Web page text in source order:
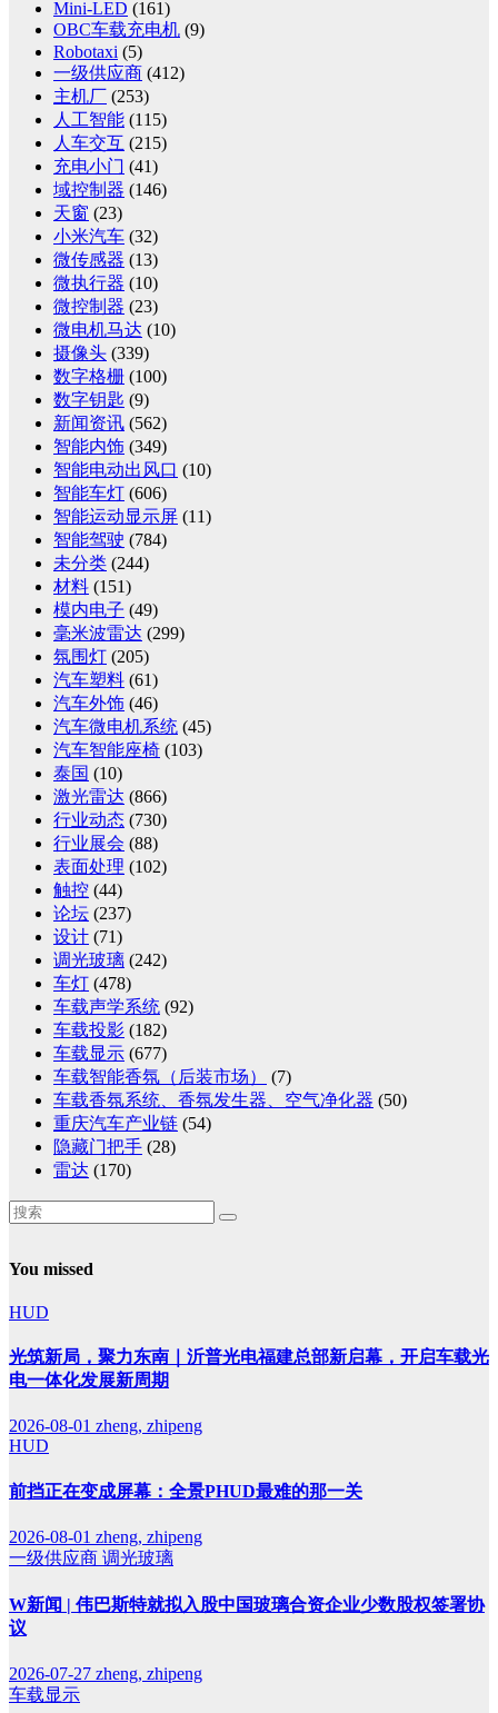
Mini-LED (161)
OBC车载充电机 (9)
Robotaxi (5)
一级供应商 (412)
主机厂 (253)
人工智能 (115)
人车交互 (215)
充电小门 (41)
域控制器 (146)
天窗 (23)
小米汽车 (32)
微传感器 (13)
微执行器 (10)
微控制器 (23)
微电机马达 (10)
摄像头 (339)
数字格栅 (100)
数字钥匙 (9)
新闻资讯 (562)
智能内饰 (349)
智能电动出风口 (10)
智能车灯 (606)
智能运动显示屏 (11)
智能驾驶 (784)
未分类 (244)
材料 (151)
模内电子 (49)
毫米波雷达 (299)
氛围灯 (205)
汽车塑料 (61)
汽车外饰 (46)
汽车微电机系统 (45)
汽车智能座椅 (103)
泰国 (10)
激光雷达 (866)
行业动态 (730)
行业展会 (88)
表面处理 (102)
触控 (44)
论坛 (237)
设计 (71)
调光玻璃 (242)
车灯 (478)
车载声学系统 (92)
车载投影 (182)
车载显示 (677)
车载智能香氛（后装市场）
(7)
车载香氛系统、香氛发生器、空气净化器 (50)
重庆汽车产业链 (54)
隐藏门把手 (28)
雷达 (170)
You missed
HUD
光筑新局，聚力东南｜沂普光电福建总部新启幕，开启车载光
电一体化发展新周期
2026-08-01 zheng, zhipeng
HUD
前挡正在变成屏幕：全景PHUD最难的那一关
2026-08-01 zheng, zhipeng
一级供应商 调光玻璃
W新闻 | 伟巴斯特就拟入股中国玻璃合资企业少数股权签署协
议
2026-07-27 zheng, zhipeng
车载显示